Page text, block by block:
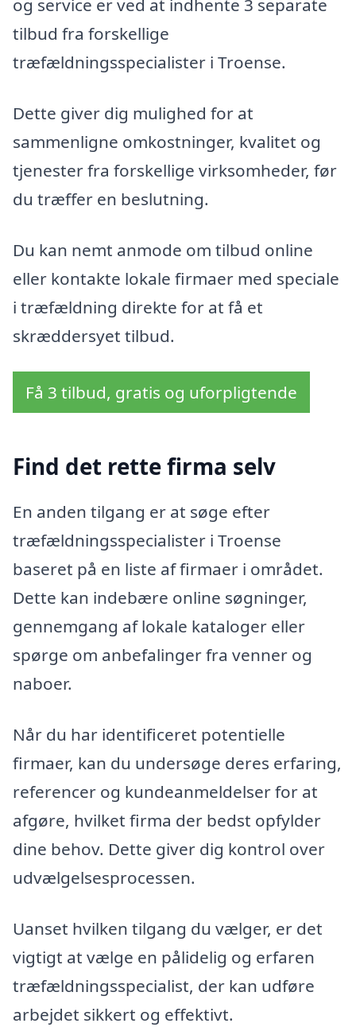
og service er ved at indhente 3 separate
tilbud fra forskellige
træfældningsspecialister i Troense.
Dette giver dig mulighed for at
sammenligne omkostninger, kvalitet og
tjenester fra forskellige virksomheder, før
du træffer en beslutning.
Du kan nemt anmode om tilbud online
eller kontakte lokale firmaer med speciale
i træfældning direkte for at få et
skræddersyet tilbud.
Få 3 tilbud, gratis og uforpligtende
Find det rette firma selv
En anden tilgang er at søge efter
træfældningsspecialister i Troense
baseret på en liste af firmaer i området.
Dette kan indebære online søgninger,
gennemgang af lokale kataloger eller
spørge om anbefalinger fra venner og
naboer.
Når du har identificeret potentielle
firmaer, kan du undersøge deres erfaring,
referencer og kundeanmeldelser for at
afgøre, hvilket firma der bedst opfylder
dine behov. Dette giver dig kontrol over
udvælgelsesprocessen.
Uanset hvilken tilgang du vælger, er det
vigtigt at vælge en pålidelig og erfaren
træfældningsspecialist, der kan udføre
arbejdet sikkert og effektivt.